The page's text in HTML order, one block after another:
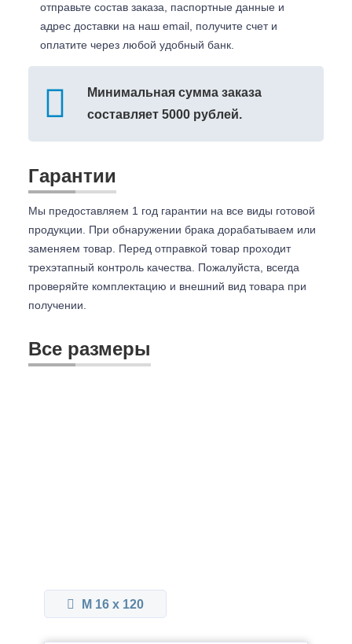
отправьте состав заказа, паспортные данные и
адрес доставки на наш email, получите счет и
оплатите через любой удобный банк.
Минимальная сумма заказа
составляет 5000 рублей.
Гарантии
Мы предоставляем 1 год гарантии на все виды готовой
продукции. При обнаружении брака дорабатываем или
заменяем товар. Перед отправкой товар проходит
трехэтапный контроль качества. Пожалуйста, всегда
проверяйте комплектацию и внешний вид товара при
получении.
Все размеры
М 16 x 120